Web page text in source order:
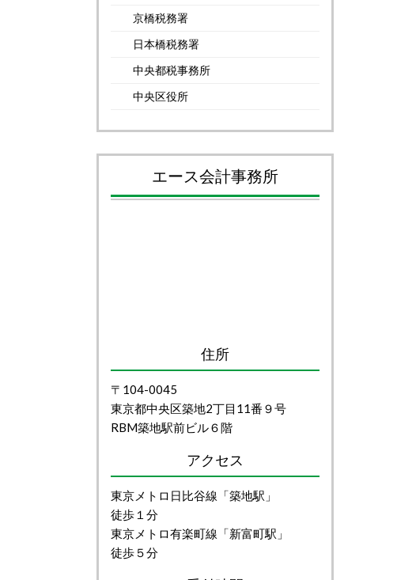
京橋税務署
日本橋税務署
中央都税事務所
中央区役所
エース会計事務所
住所
〒104-0045
東京都中央区築地2丁目11番９号
RBM築地駅前ビル６階
アクセス
東京メトロ日比谷線「築地駅」
徒歩１分
東京メトロ有楽町線「新富町駅」
徒歩５分